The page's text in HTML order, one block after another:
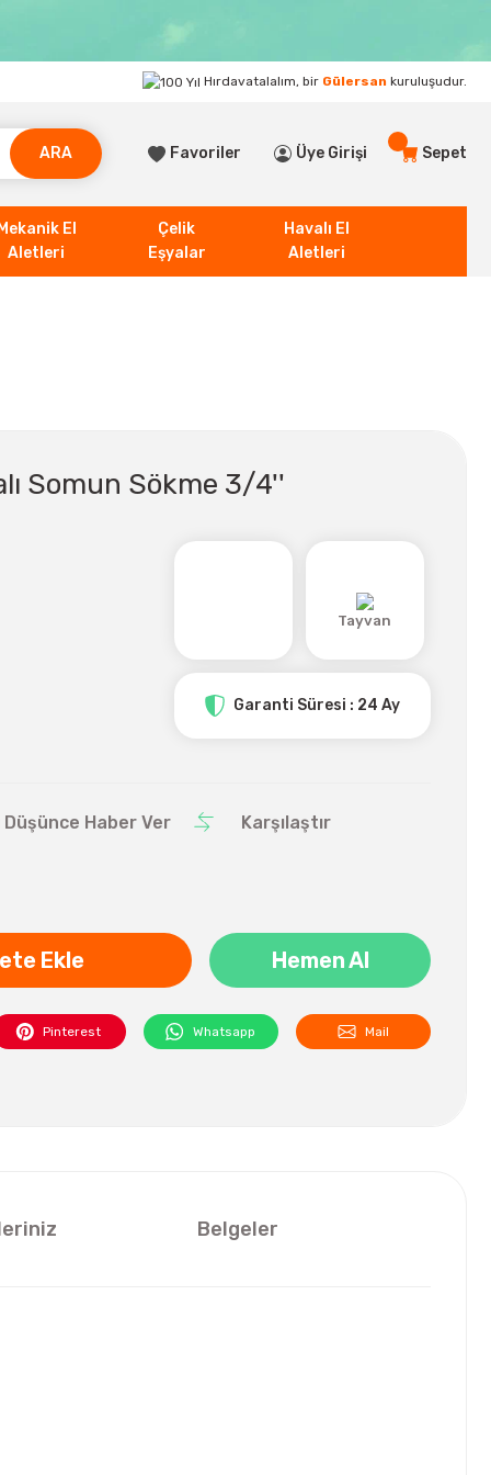
Hırdavatalalım, bir Gülersan kuruluşudur.
ARA Favoriler Üye Girişi Sepet
Mekanik El
Aletleri
Çelik
Eşyalar
Havalı El
Aletleri
Somun Sökme 3/4''
Tayvan
Garanti Süresi : 24 Ay
Düşünce Haber Ver Karşılaştır
Ekle Hemen Al
Pinterest Whatsapp Mail
Belgeler